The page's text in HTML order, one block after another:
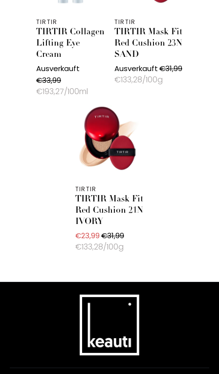
TIRTIR
TIRTIR Collagen
Lifting Eye
Cream
Ausverkauft
€33,99
€193,27/100ml
TIRTIR
TIRTIR Mask Fit
Red Cushion 23N
SAND
Ausverkauft€31,99
€133,28/100g
TIRTIR
TIRTIR Mask Fit
Red Cushion 21N
IVORY
€23,99€31,99
€133,28/100g